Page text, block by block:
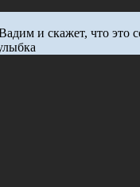
и скажет, что это